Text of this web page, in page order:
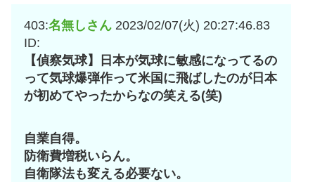
403:名無しさん 2023/02/07(火) 20:27:46.83
ID:
【偵察気球】日本が気球に敏感になってるの
って気球爆弾作って米国に飛ばしたのが日本
が初めてやったからなの笑える(笑)
自業自得。
防衛費増税いらん。
自衛隊法も変える必要ない。